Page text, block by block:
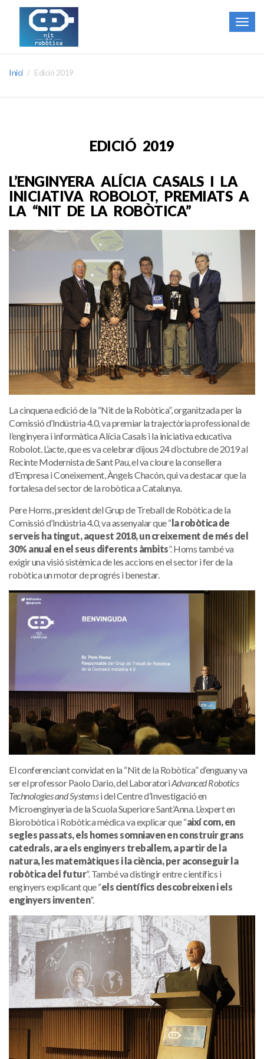
Inici Edició 2019
EDICIÓ 2019
L’ENGINYERA ALÍCIA CASALS I LA
INICIATIVA ROBOLOT, PREMIATS A
LA “NIT DE LA ROBÒTICA”
La cinquena edició de la “Nit de la Robòtica”, organitzada per la
Comissió d’Indústria 4.0, va premiar la trajectòria professional de
l’enginyera i informàtica Alícia Casals i la iniciativa educativa
Robolot. L’acte, que es va celebrar dijous 24 d’octubre de 2019 al
Recinte Modernista de Sant Pau, el va cloure la consellera
d’Empresa i Coneixement, Àngels Chacón, qui va destacar que la
fortalesa del sector de la robòtica a Catalunya.
Pere Homs, president del Grup de Treball de Robòtica de la
Comissió d’Indústria 4.0, va assenyalar que “la robòtica de
serveis ha tingut, aquest 2018, un creixement de més del
30% anual en el seus diferents àmbits”. Homs també va
exigir una visió sistèmica de les accions en el sector i fer de la
robòtica un motor de progrés i benestar.
El conferenciant convidat en la “Nit de la Robòtica” d’enguany va
ser el professor Paolo Dario, del LaboratoriAdvanced Robotics
Technologies and Systemsi del Centre d’Investigació en
Microenginyeria de la Scuola Superiore Sant’Anna. L’expert en
Biorobòtica i Robòtica mèdica va explicar que “així com, en
segles passats, els homes somniaven en construir grans
catedrals, ara els enginyers treballem, a partir de la
natura, les matemàtiques i la ciència, per aconseguir la
robòtica del futur”. També va distingir entre científics i
enginyers explicant que “els científics descobreixen i els
enginyers inventen”.